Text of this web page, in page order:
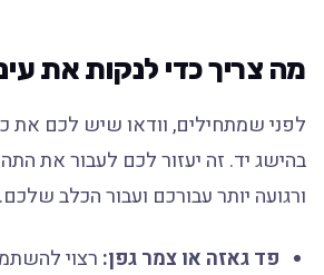
מה צריך כדי לנקות את
לפני שמתחילים, וודאו שיש לכם את
בהישג יד. זה יעזור לכם לעבור את
ורגועה יותר עבורכם ועבור הכלב שלכם.
פד גאזה או צמר גפן:רצוי